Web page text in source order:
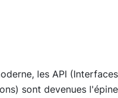
les API (Interfaces
sont devenues l'épine